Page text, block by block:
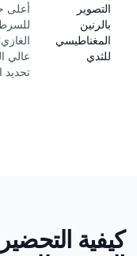
التصوير
بالرنين
المغناطيسي
للثدي
أعلى
عالي
تحديد
كيفية